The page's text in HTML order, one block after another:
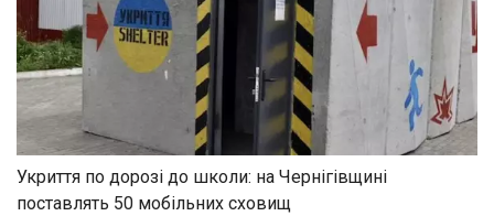
Укриття по дорозі до школи: на Чернігівщині
поставлять 50 мобільних сховищ